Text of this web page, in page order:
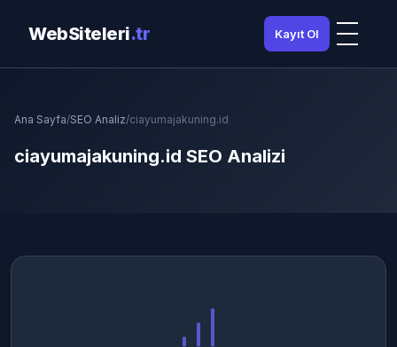
WebSiteleri.tr Kayıt Ol
Ana Sayfa/SEO Analiz/ciayumajakuning.id
ciayumajakuning.id SEO Analizi